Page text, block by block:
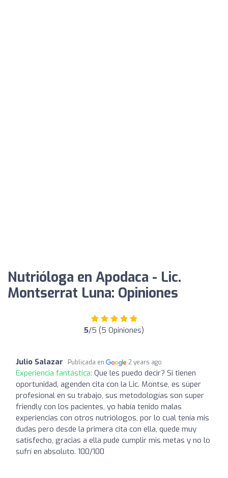
Nutrióloga en Apodaca - Lic.
Montserrat Luna: Opiniones
5/5 (5 Opiniones)
Julio Salazar Publicada en 2 years ago
Experiencia fantástica: Que les puedo decir? Si tienen
oportunidad, agenden cita con la Lic. Montse, es súper
profesional en su trabajo, sus metodologías son super
friendly con los pacientes, yo había tenido malas
experiencias con otros nutriólogos, por lo cual tenía mis
dudas pero desde la primera cita con ella, quede muy
satisfecho, gracias a ella pude cumplir mis metas y no lo
sufrí en absoluto. 100/100